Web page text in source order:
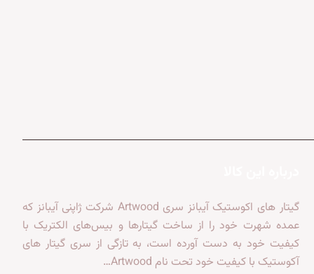
گیتار های اکوستیک آیبانز سری Artwood شرکت ژاپنی آیبانز که
عمده شهرت خود را از ساخت گیتارها و بیس‌های الکتریک با
کیفیت خود به دست آورده است، به تازگی از سری گیتار های
آکوستیک با کیفیت خود تحت نام Artwood…